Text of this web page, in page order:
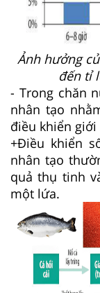
Ảnh hưởng
đến tỉ
- Trong chăn
nhân tạo
điều khiển
+Điều khiển
nhân tạo
quả thụ tinh
một lứa.